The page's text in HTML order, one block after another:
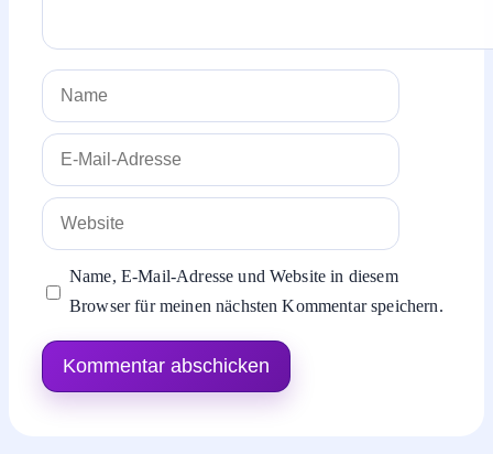
Name
E-
Mail-
Adresse
Website
Name, E-Mail-Adresse und Website in diesem
Browser für meinen nächsten Kommentar speichern.